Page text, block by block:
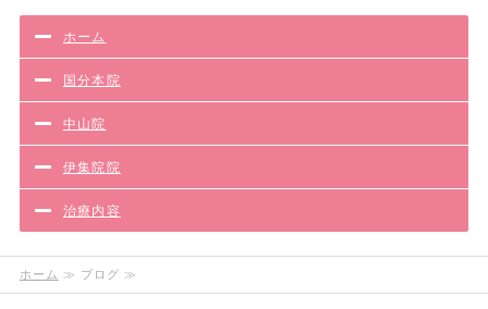
ホーム
国分本院
中山院
伊集院院
治療内容
ホーム ≫ ブログ ≫